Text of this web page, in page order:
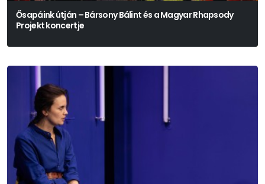
Ősapáink útján – Bársony Bálint és a Magyar Rhapsody
Projekt koncertje